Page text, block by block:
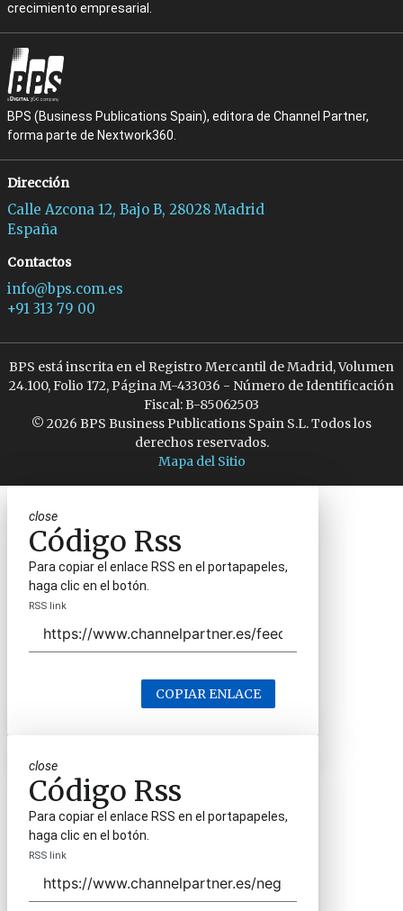
crecimiento empresarial.
BPS (Business Publications Spain), editora de Channel Partner,
forma parte de Nextwork360.
Dirección
Calle Azcona 12, Bajo B, 28028 Madrid
España
Contactos
info@bps.com.es
+91 313 79 00
BPS está inscrita en el Registro Mercantil de Madrid, Volumen
24.100, Folio 172, Página M-433036 - Número de Identificación
Fiscal: B-85062503
© 2026 BPS Business Publications Spain S.L. Todos los
derechos reservados.
Mapa del Sitio
close
Código Rss
Para copiar el enlace RSS en el portapapeles,
haga clic en el botón.
RSS link
COPIAR ENLACE
close
Código Rss
Para copiar el enlace RSS en el portapapeles,
haga clic en el botón.
RSS link